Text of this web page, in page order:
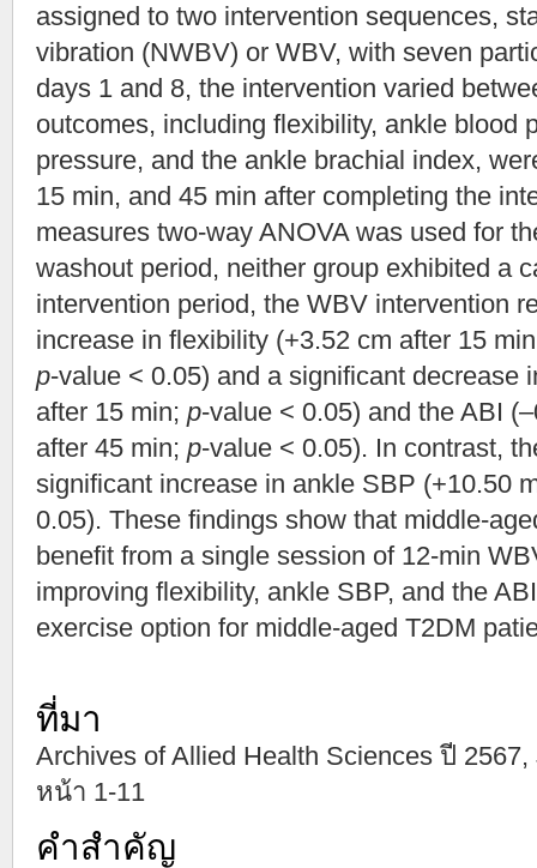
assigned to two intervention sequences,
vibration (NWBV) or WBV, with seven
days 1 and 8, the intervention varied
outcomes, including flexibility, ankle blood
pressure, and the ankle brachial index,
15 min, and 45 min after completing the
measures two-way ANOVA was used for
washout period, neither group exhibited a
intervention period, the WBV intervention
increase in flexibility (+3.52 cm after 15
p-value < 0.05) and a significant decrease
after 15 min; p-value < 0.05) and the ABI
after 45 min; p-value < 0.05). In contrast,
significant increase in ankle SBP (+10.50
0.05). These findings show that middle-
benefit from a single session of 12-min
improving flexibility, ankle SBP, and the
exercise option for middle-aged T2DM
ที่มา
Archives of Allied Health Sciences ปี
หน้า 1-11
คำสำคัญ